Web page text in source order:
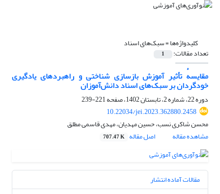
کلیدواژه‌ها =سبک‌های اسناد
تعداد مقالات: 1
مقایسهٔ تأثیر آموزش بازسازی شناختی و راهبردهای یادگیری
خودگردان بر سبک‌های اسناد دانش‌آموزان
دوره 22، شماره 2، تابستان 1402، صفحه
221-239
10.22034/jei.2023.362880.2458
محسن شاکری نسب، حسین مهدیان، مهدی قاسمی مطلق
مشاهده مقاله
اصل مقاله 707.47 K
مقالات آماده انتشار